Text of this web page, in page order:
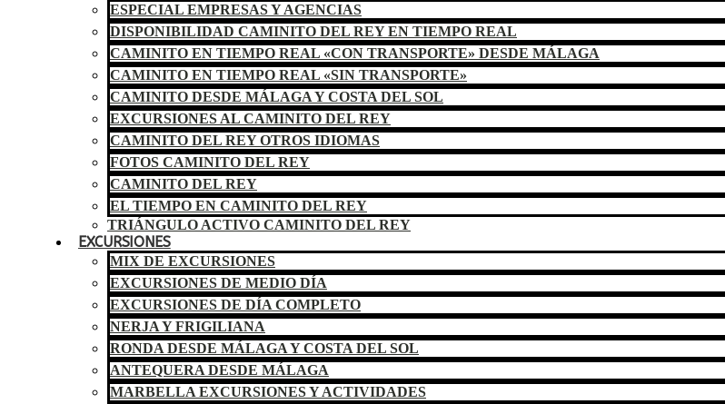
ESPECIAL EMPRESAS Y AGENCIAS
DISPONIBILIDAD CAMINITO DEL REY EN TIEMPO REAL
CAMINITO EN TIEMPO REAL «CON TRANSPORTE» DESDE MÁLAGA
CAMINITO EN TIEMPO REAL «SIN TRANSPORTE»
CAMINITO DESDE MÁLAGA Y COSTA DEL SOL
EXCURSIONES AL CAMINITO DEL REY
CAMINITO DEL REY OTROS IDIOMAS
FOTOS CAMINITO DEL REY
CAMINITO DEL REY
EL TIEMPO EN CAMINITO DEL REY
TRIÁNGULO ACTIVO CAMINITO DEL REY
EXCURSIONES
MIX DE EXCURSIONES
EXCURSIONES DE MEDIO DÍA
EXCURSIONES DE DÍA COMPLETO
NERJA Y FRIGILIANA
RONDA DESDE MÁLAGA Y COSTA DEL SOL
ANTEQUERA DESDE MÁLAGA
MARBELLA EXCURSIONES Y ACTIVIDADES